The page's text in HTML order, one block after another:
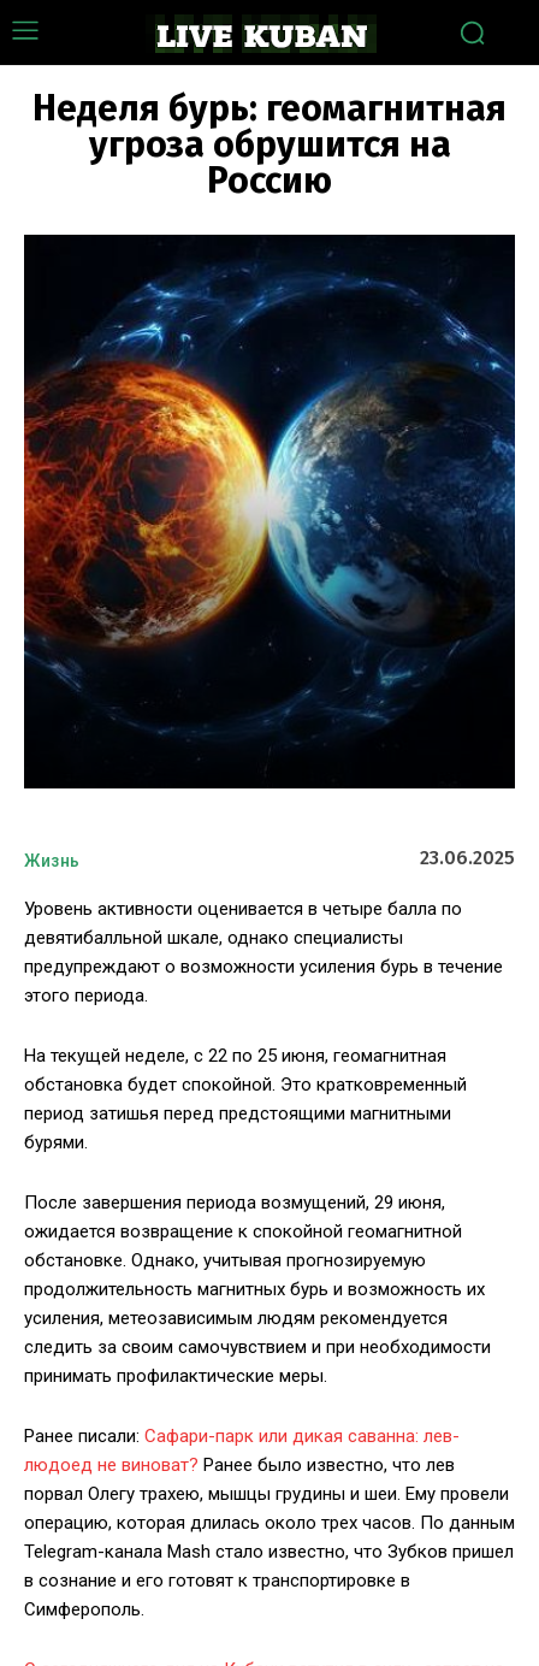
Неделя бурь: геомагнитная
угроза обрушится на
Россию
Жизнь 23.06.2025
Уровень активности оценивается в четыре балла по
девятибалльной шкале, однако специалисты
предупреждают о возможности усиления бурь в течение
этого периода.
На текущей неделе, с 22 по 25 июня, геомагнитная
обстановка будет спокойной. Это кратковременный
период затишья перед предстоящими магнитными
бурями.
После завершения периода возмущений, 29 июня,
ожидается возвращение к спокойной геомагнитной
обстановке. Однако, учитывая прогнозируемую
продолжительность магнитных бурь и возможность их
усиления, метеозависимым людям рекомендуется
следить за своим самочувствием и при необходимости
принимать профилактические меры.
Ранее писали: Сафари-парк или дикая саванна: лев-
людоед не виноват? Ранее было известно, что лев
порвал Олегу трахею, мышцы грудины и шеи. Ему провели
операцию, которая длилась около трех часов. По данным
Telegram-канала Mash стало известно, что Зубков пришел
в сознание и его готовят к транспортировке в
Симферополь.